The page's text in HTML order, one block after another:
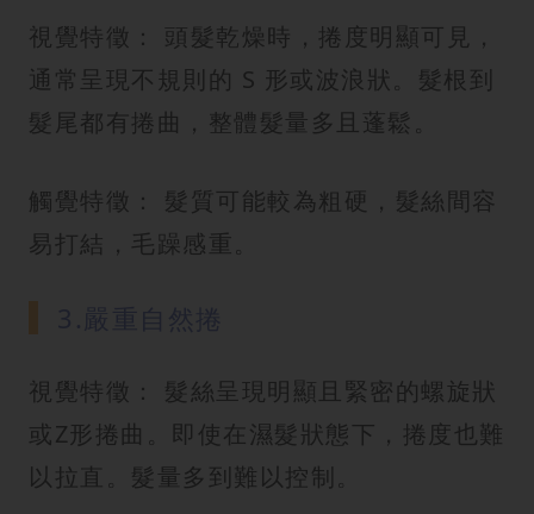
視覺特徵： 頭髮乾燥時，捲度明顯可見，
通常呈現不規則的 S 形或波浪狀。髮根到
髮尾都有捲曲，整體髮量多且蓬鬆。
觸覺特徵： 髮質可能較為粗硬，髮絲間容
易打結，毛躁感重。
視覺特徵： 髮絲呈現明顯且緊密的螺旋狀
或Z形捲曲。即使在濕髮狀態下，捲度也難
以拉直。髮量多到難以控制。